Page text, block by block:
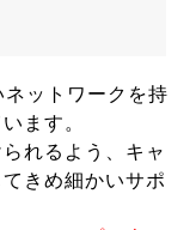
ットワークを持
ます。
れるよう、キャ
きめ細かいサポ